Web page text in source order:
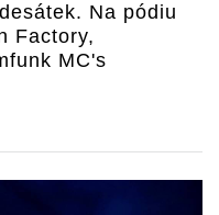
Na pódiu
Factory,
MC's